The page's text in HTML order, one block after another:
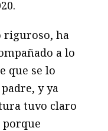
riguroso, ha
a lo
que se lo
y ya
tuvo claro
porque